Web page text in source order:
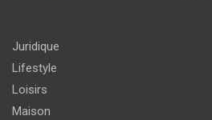
Juridique
Lifestyle
Loisirs
Maison